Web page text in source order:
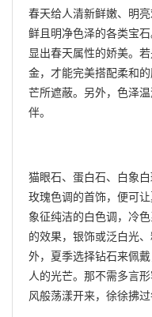
春天给人清新鲜嫩、明
鲜且明净色泽的各类宝
显出春天属性的娇美。
金，才能完美搭配柔和
芒所遮蔽。另外，色泽
伴。
猫眼石、蛋白石、白象
玫瑰色调的首饰，便可
象征纯洁的白色调，冷
的效果，银饰或泛白光
外，夏季选择钻石来佩
人的光芒。那不需多言
风般荡漾开来，徐徐拂过